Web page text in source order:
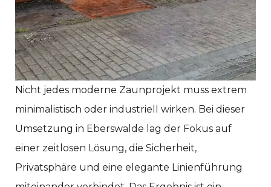
Nicht jedes moderne Zaunprojekt muss extrem
minimalistisch oder industriell wirken. Bei dieser
Umsetzung in Eberswalde lag der Fokus auf
einer zeitlosen Lösung, die Sicherheit,
Privatsphäre und eine elegante Linienführung